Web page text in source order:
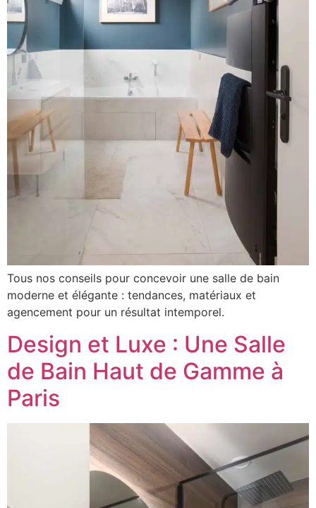
Tous nos conseils pour concevoir une salle de bain
moderne et élégante : tendances, matériaux et
agencement pour un résultat intemporel.
Design et Luxe : Une Salle
de Bain Haut de Gamme à
Paris